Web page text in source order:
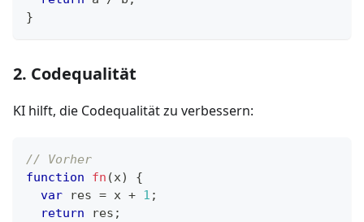
}
2. Codequalität
KI hilft, die Codequalität zu verbessern:
// Vorher
function
fn (x)
{
var res = x + 1 ;
return res ;